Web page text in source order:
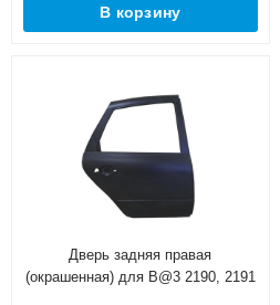
В корзину
Дверь задняя правая
(окрашенная) для B@3 2190, 2191